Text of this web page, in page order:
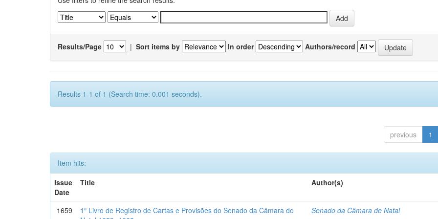
Results/Page | Sort items by In order Authors/record
Results 1-1 of 1 (Search time: 0.001 seconds).
previous 1
Item hits:
Issue
Date
Title Author(s)
1659
1º Livro de Registro de Cartas e Provisões do Senado da Câmara do
Senado da Câmara de Natal